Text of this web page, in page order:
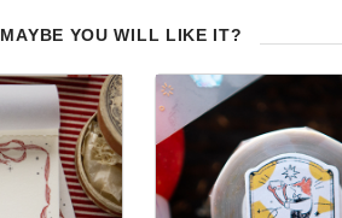
MAYBE YOU WILL LIKE IT?